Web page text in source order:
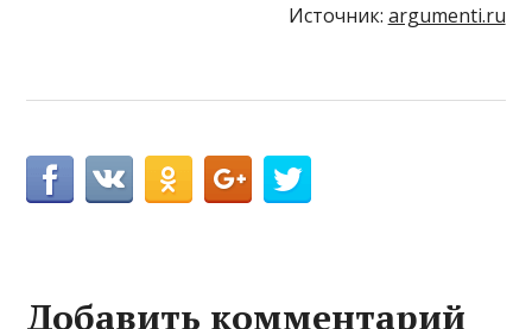
Источник: argumenti.ru
Добавить комментарий